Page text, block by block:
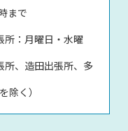
まで
所：月曜日・水曜
所、造田出張所、多
除く）